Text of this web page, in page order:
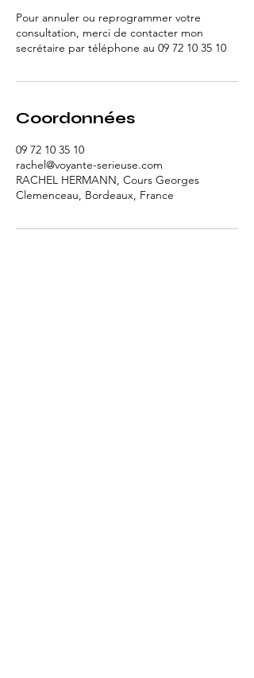
Pour annuler ou reprogrammer votre
consultation, merci de contacter mon
secrétaire par téléphone au 09 72 10 35 10
Coordonnées
09 72 10 35 10
rachel@voyante-serieuse.com
RACHEL HERMANN, Cours Georges
Clemenceau, Bordeaux, France